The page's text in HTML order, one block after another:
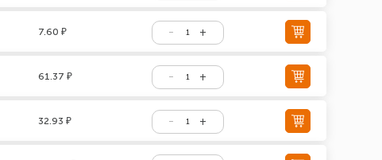
7.60 ₽
61.37 ₽
32.93 ₽